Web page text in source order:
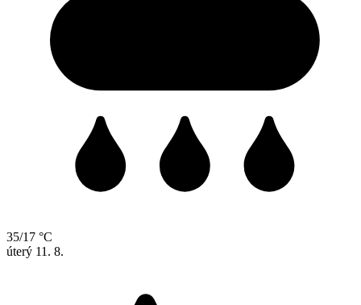
35/17 °C
úterý 11. 8.